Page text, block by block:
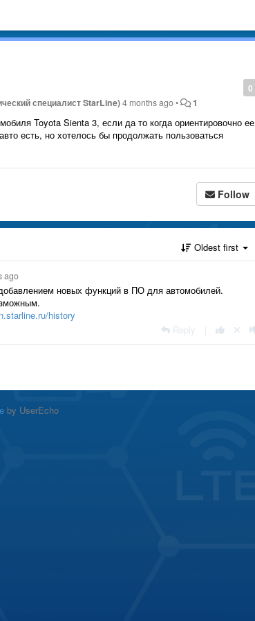
0
специалист StarLine)4 months ago• 1
Toyota Sienta 3, если да то когда ориентировочно ее
есть, но хотелось бы продолжать пользоваться
Follow
Oldest first
ago
новых функций в ПО для автомобилей.
history
Reply
by UserEcho